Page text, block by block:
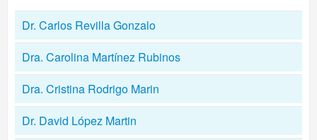
Dr. Carlos Revilla Gonzalo
Dra. Carolina Martínez Rubinos
Dra. Cristina Rodrigo Marin
Dr. David López Martin